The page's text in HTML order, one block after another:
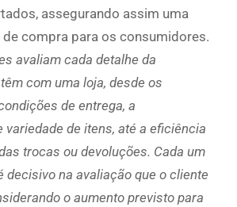
assegurando assim uma
de compra para os consumidores.
avaliam cada detalhe da
com uma loja, desde os
de entrega, a
variedade de itens, até a eficiência
trocas ou devoluções. Cada um
decisivo na avaliação que o cliente
o aumento previsto para